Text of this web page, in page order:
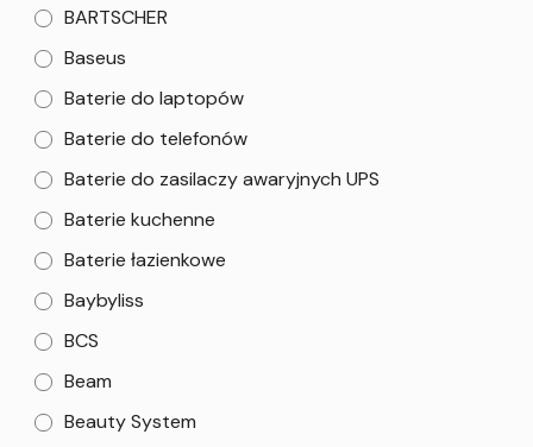
BARTSCHER
Baseus
Baterie do laptopów
Baterie do telefonów
Baterie do zasilaczy awaryjnych UPS
Baterie kuchenne
Baterie łazienkowe
Baybyliss
BCS
Beam
Beauty System